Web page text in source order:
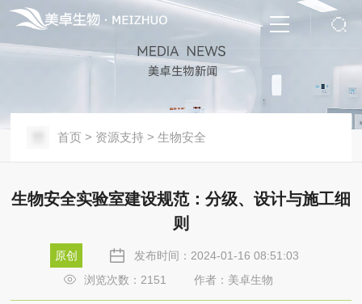
首页 > 资源支持 >生物安全
生物安全实验室建设规范：分级、设计与施工细
则
原创
发布时间：2024-01-16 08:51:03
浏览次数： 2151 作者：美卓生物